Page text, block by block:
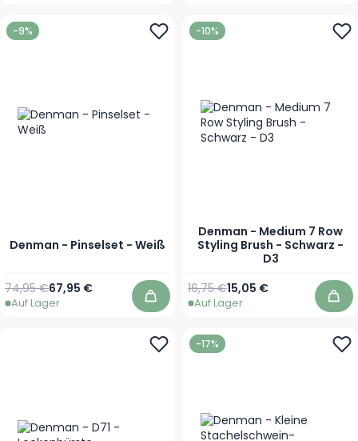
-9%
Denman - Pinselset - Weiß
Sonderpreis
67,95 €
Regulärer Preis
74,95 €
Auf Lager In den Warenkorb
-10%
Denman - Medium 7 Row
Styling Brush - Schwarz -
D3
Sonderpreis
15,05 €
Regulärer Preis
16,75 €
Auf Lager In
-17%